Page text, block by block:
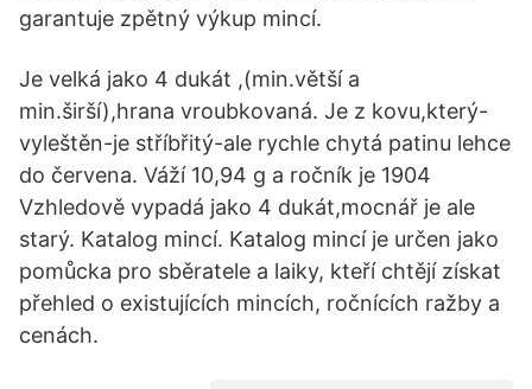
garantuje zpětný výkup mincí.
Je velká jako 4 dukát ,(min.větší a
min.širší),hrana vroubkovaná. Je z kovu,který-
vyleštěn-je stříbřitý-ale rychle chytá patinu lehce
do červena. Váží 10,94 g a ročník je 1904
Vzhledově vypadá jako 4 dukát,mocnář je ale
starý. Katalog mincí. Katalog mincí je určen jako
pomůcka pro sběratele a laiky, kteří chtějí získat
přehled o existujících mincích, ročnících ražby a
cenách.